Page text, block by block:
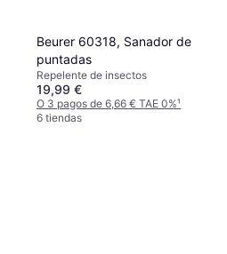
Beurer 60318, Sanador de
puntadas
Repelente de insectos
19,99 €
O 3 pagos de 6,66 € TAE 0%¹
6 tiendas